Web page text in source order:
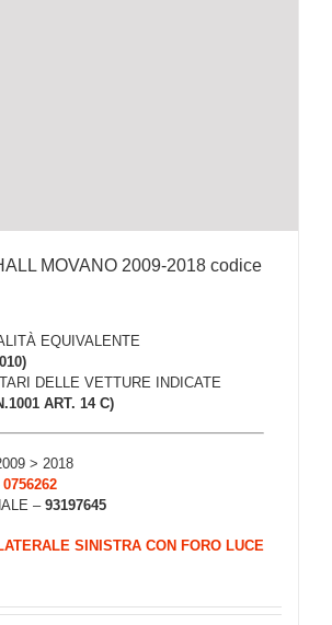
MOVANO 2009-2018 codice
EQUIVALENTE
DELLE VETTURE INDICATE
ART. 14 C)
> 2018
0756262
– 93197645
SINISTRA CON FORO LUCE